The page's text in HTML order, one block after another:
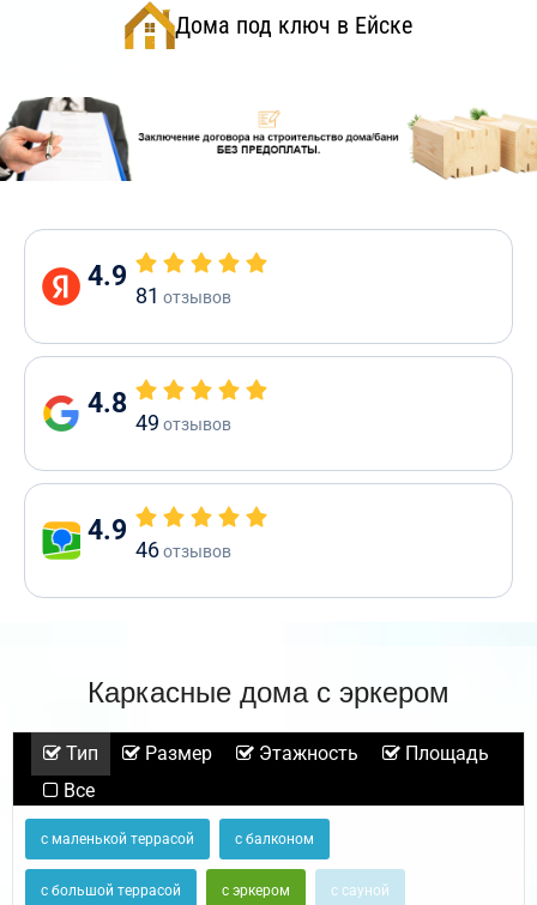
Дома под ключ в Ейске
4.9
81 отзывов
4.8
49 отзывов
4.9
46отзывов
Каркасные дома с эркером
Тип Размер Этажность
Площадь
Все
с маленькой террасой с балконом
с большой террасой с эркером с сауной